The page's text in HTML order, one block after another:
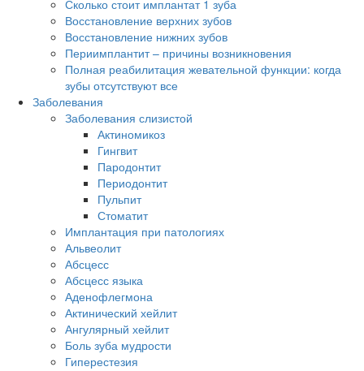
Сколько стоит имплантат 1 зуба
Восстановление верхних зубов
Восстановление нижних зубов
Периимплантит – причины возникновения
Полная реабилитация жевательной функции: когда
зубы отсутствуют все
Заболевания
Заболевания слизистой
Актиномикоз
Гингвит
Пародонтит
Периодонтит
Пульпит
Стоматит
Имплантация при патологиях
Альвеолит
Абсцесс
Абсцесс языка
Аденофлегмона
Актинический хейлит
Ангулярный хейлит
Боль зуба мудрости
Гиперестезия